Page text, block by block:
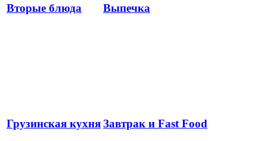
Вторые блюда Выпечка
Грузинская кухняЗавтрак и Fast Food